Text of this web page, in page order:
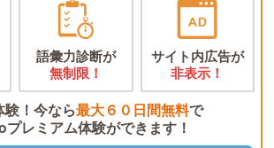
語彙力診断が
無制限！
サイト内広告が
非表示！
験！今なら最大６０日間無料で
レミアム体験ができます！